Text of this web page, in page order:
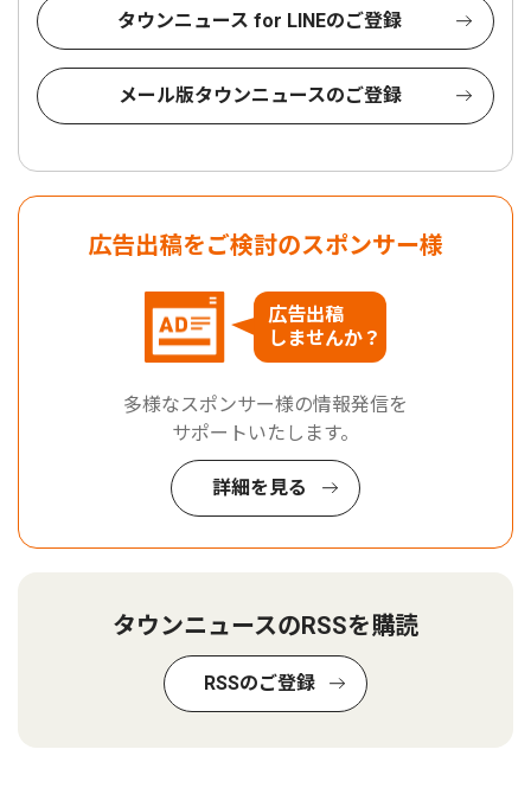
タウンニュース for LINEのご登録
メール版タウンニュースのご登録
広告出稿をご検討のスポンサー様
広告出稿
しませんか？
多様なスポンサー様の情報発信を
サポートいたします。
詳細を見る
タウンニュースのRSSを購読
RSSのご登録